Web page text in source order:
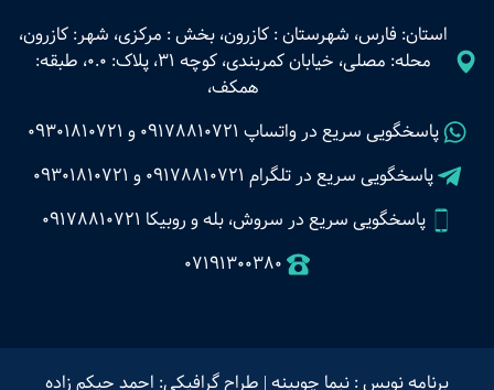
استان: فارس، شهرستان : کازرون، بخش : مرکزی، شهر: کازرون،
محله: مصلی، خیابان کمربندی، کوچه 31، پلاک: 0.0، طبقه:
همکف،
پاسخگویی سریع در واتساپ 09178810721 و 09301810721
پاسخگویی سریع در تلگرام 09178810721 و 09301810721
پاسخگویی سریع در سروش، بله و روبیکا 09178810721
07191300380
برنامه نویس : نیما چوبینه | طراح گرافیکی: احمد حیکم زاده